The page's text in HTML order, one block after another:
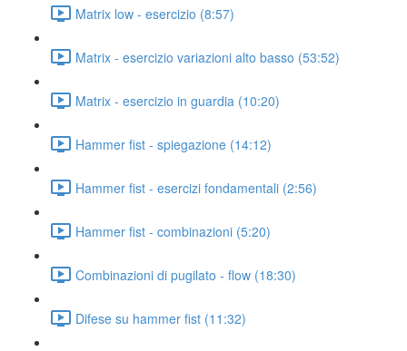
Matrix low - esercizio (8:57)
Matrix - esercizio variazioni alto basso (53:52)
Matrix - esercizio in guardia (10:20)
Hammer fist - spiegazione (14:12)
Hammer fist - esercizi fondamentali (2:56)
Hammer fist - combinazioni (5:20)
Combinazioni di pugilato - flow (18:30)
Difese su hammer fist (11:32)